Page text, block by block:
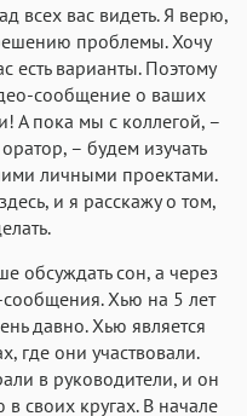
всех вас видеть. Я верю,
проблемы. Хочу
есть варианты. Поэтому
сообщение о ваших
А пока мы с коллегой, –
– будем изучать
личными проектами.
и я расскажу о том,
обсуждать сон, а через
сообщения. Хью на 5 лет
давно. Хью является
где они участвовали.
в руководители, и он
своих кругах. В начале